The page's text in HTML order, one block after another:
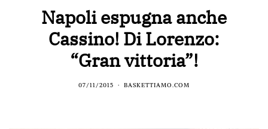
Napoli espugna anche
Cassino! Di Lorenzo:
“Gran vittoria”!
07/11/2015 BASKETTIAMO.COM